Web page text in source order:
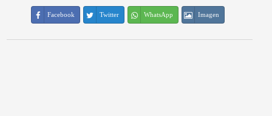
Facebook Twitter WhatsApp Imagen